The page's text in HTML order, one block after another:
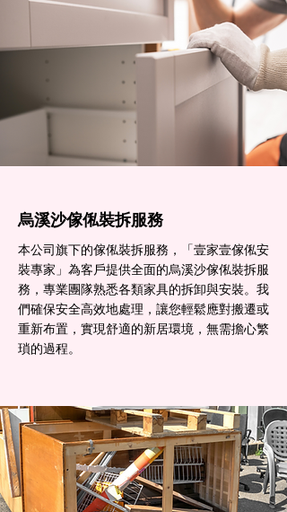
烏溪沙傢俬裝拆服務
本公司旗下的傢俬裝拆服務，「壹家壹傢俬安
裝專家」為客戶提供全面的烏溪沙傢俬裝拆服
務，專業團隊熟悉各類家具的拆卸與安裝。我
們確保安全高效地處理，讓您輕鬆應對搬遷或
重新布置，實現舒適的新居環境，無需擔心繁
瑣的過程。